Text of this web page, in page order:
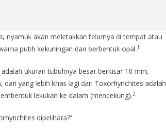
nyamuk akan meletakkan telurnya di tempat atau
putih kekuningan dan berbentuk opal.1
ukuran tubuhnya besar berkisar 10 mm,
yang lebih khas lagi dari Toxorhynchites adalah
lekukan ke dalam (mencekung).2
dipelihara?”